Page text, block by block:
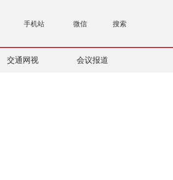
手机站 微信 搜索
交通网视 会议报道